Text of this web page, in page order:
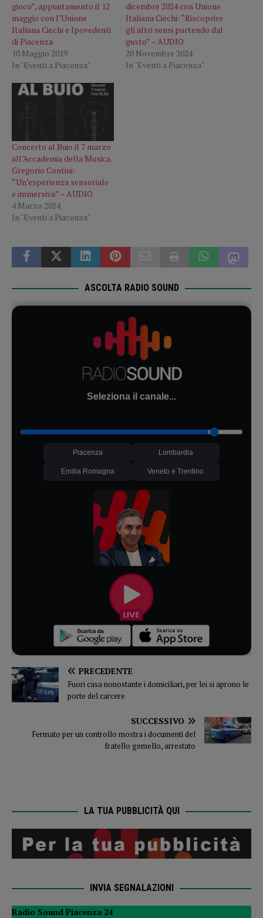
gioco”, appuntamento il 12
maggio con l’Unione
Italiana Ciechi e Ipovedenti
di Piacenza
10 Maggio 2019
In "Eventi a Piacenza"
dicembre 2024 con Unione
Italiana Ciechi: “Riscoprire
gli altri sensi partendo dal
gusto” – AUDIO
20 Novembre 2024
In "Eventi a Piacenza"
Concerto al Buio il 7 marzo
all’Accademia della Musica.
Gregorio Contini:
“Un’esperienza sensoriale
e immersiva” – AUDIO
4 Marzo 2024
In "Eventi a Piacenza"
ASCOLTA RADIO SOUND
Seleziona il canale...
Piacenza Lombardia
Emilia Romagna Veneto e Trentino
PRECEDENTE
Fuori casa nonostante i domiciliari, per lei si aprono le
porte del carcere
SUCCESSIVO
Fermato per un controllo mostra i documenti del
fratello gemello, arrestato
LA TUA PUBBLICITÀ QUI
INVIA SEGNALAZIONI
Radio Sound Piacenza 24